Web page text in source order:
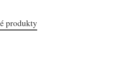
produkty